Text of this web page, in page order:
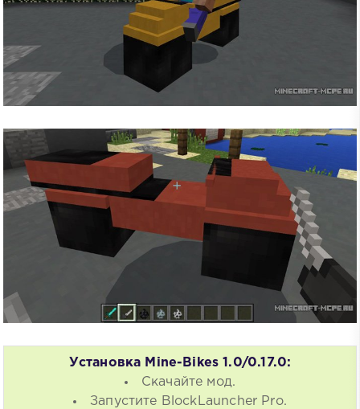
Установка Mine-Bikes 1.0/0.17.0:
Скачайте мод.
Запустите BlockLauncher Pro.